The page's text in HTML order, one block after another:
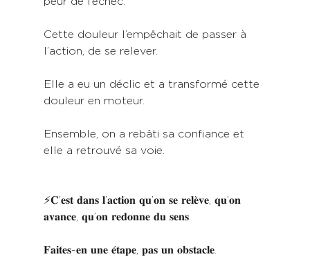
Cette douleur l’empêchait de passer à
l’action, de se relever.
Elle a eu un déclic et a transformé cette
douleur en moteur.
Ensemble, on a rebâti sa confiance et
elle a retrouvé sa voie.
⚡𝐂’𝐞𝐬𝐭 𝐝𝐚𝐧𝐬 𝐥’𝐚𝐜𝐭𝐢𝐨𝐧 𝐪𝐮’𝐨𝐧 𝐬𝐞 𝐫𝐞𝐥𝐞̀𝐯𝐞, 𝐪𝐮’𝐨𝐧
𝐚𝐯𝐚𝐧𝐜𝐞, 𝐪𝐮’𝐨𝐧 𝐫𝐞𝐝𝐨𝐧𝐧𝐞 𝐝𝐮 𝐬𝐞𝐧𝐬.
𝐅𝐚𝐢𝐭𝐞𝐬-𝐞𝐧 𝐮𝐧𝐞 𝐞́𝐭𝐚𝐩𝐞, 𝐩𝐚𝐬 𝐮𝐧 𝐨𝐛𝐬𝐭𝐚𝐜𝐥𝐞.